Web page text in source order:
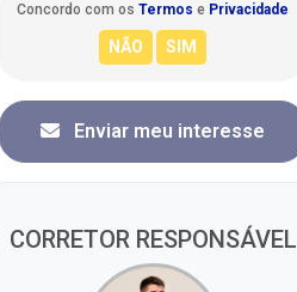
Concordo com os Termos e Privacidade
Enviar meu interesse
CORRETOR RESPONSÁVEL